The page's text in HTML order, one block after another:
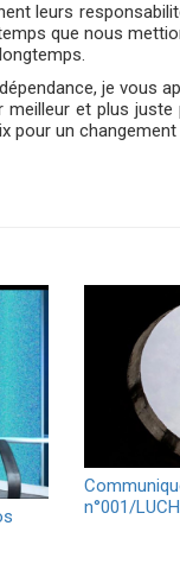
leurs
que nous
je vous
et plus
pour un
n°001/